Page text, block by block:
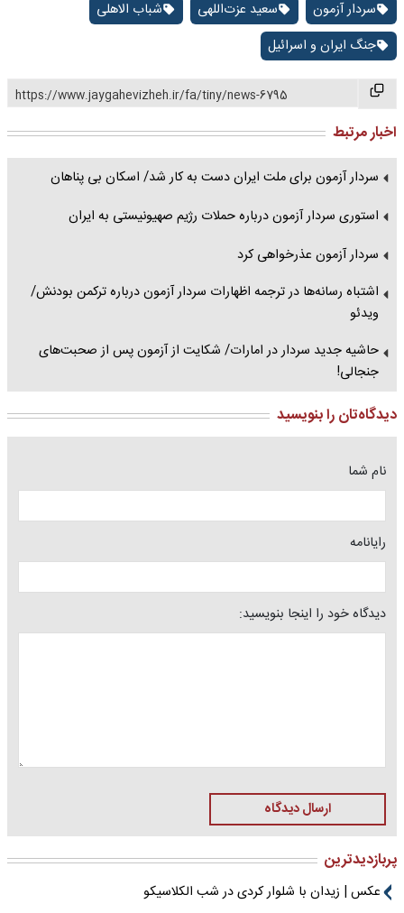
سردار آزمون سعید عزت‌اللهی
شباب الاهلی
جنگ ایران و اسرائیل
https://www.jaygahevizheh.ir/fa/tiny/news-6795
اخبار مرتبط
سردار آزمون برای ملت ایران دست به کار شد/ اسکان بی پناهان
استوری سردار آزمون درباره حملات رژیم صهیونیستی به ایران
سردار آزمون عذرخواهی کرد
اشتباه رسانه‌ها در ترجمه اظهارات سردار آزمون درباره ترکمن بودنش/
ویدئو
حاشیه جدید سردار در امارات/ شکایت از آزمون پس از صحبت‌های
جنجالی!
دیدگاه‌تان را بنویسید
نام شما
رایانامه
دیدگاه خود را اینجا بنویسید:
ارسال دیدگاه
پربازدیدترین
عکس | زیدان با شلوار کردی در شب الکلاسیکو